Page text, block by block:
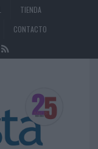
TIENDA
CONTACTO